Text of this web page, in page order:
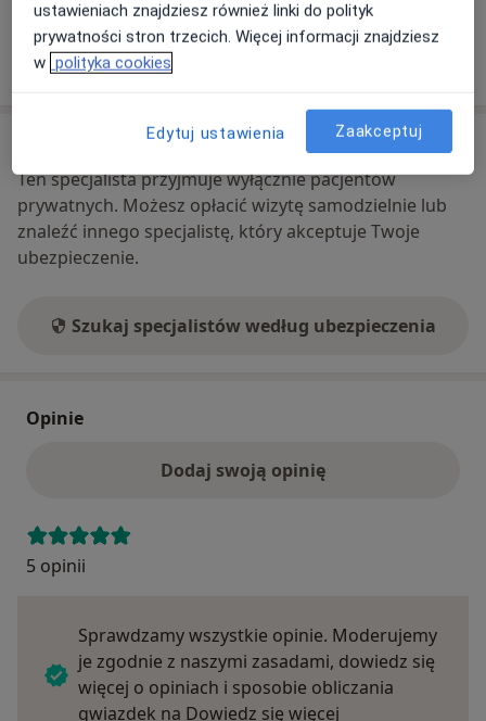
Ubezpieczenia - brak akceptowanych
Ten specjalista przyjmuje wyłącznie pacjentów
prywatnych. Możesz opłacić wizytę samodzielnie lub
znaleźć innego specjalistę, który akceptuje Twoje
ubezpieczenie.
Szukaj specjalistów według ubezpieczenia
Opinie
Dodaj swoją opinię
5 opinii
Sprawdzamy wszystkie opinie. Moderujemy
je zgodnie z naszymi zasadami, dowiedz się
więcej o opiniach i sposobie obliczania
gwiazdek na Dowiedz się więcej
ustawieniach znajdziesz również linki do polityk
prywatności stron trzecich. Więcej informacji znajdziesz
w polityka cookies
Edytuj ustawienia Zaakceptuj